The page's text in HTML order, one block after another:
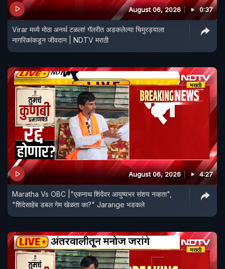
August 06, 2026 0:37
Virar मध्ये मोठा अनर्थ टळला! गॅलरीत अडकलेल्या चिमुरड्याला
नागरिकांकडून जीवदान | NDTV मराठी
August 06, 2026 4:27
Maratha Vs OBC |"एकनाथ शिंदेंवर आयुष्यभर संशय नव्हता",
"शिंदेसाहेब डबल गेम खेळता का?" Jarange भडकले